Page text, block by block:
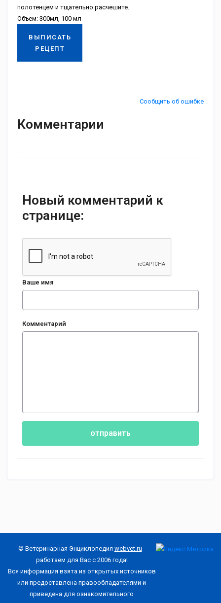
полотенцем и тщательно расчешите.
Объем: 300мл, 100 мл
ВЫПИСАТЬ
РЕЦЕПТ
Сообщить об ошибке
Комментарии
Новый комментарий к
странице:
Ваше имя
Комментарий
отправить
© Ветеринарная Энциклопедия webvet.ru -
работаем для Вас с 2006 года!
Вся информация взята из открытых источников
или предоставлена правообладателями и
приведена для ознакомительного